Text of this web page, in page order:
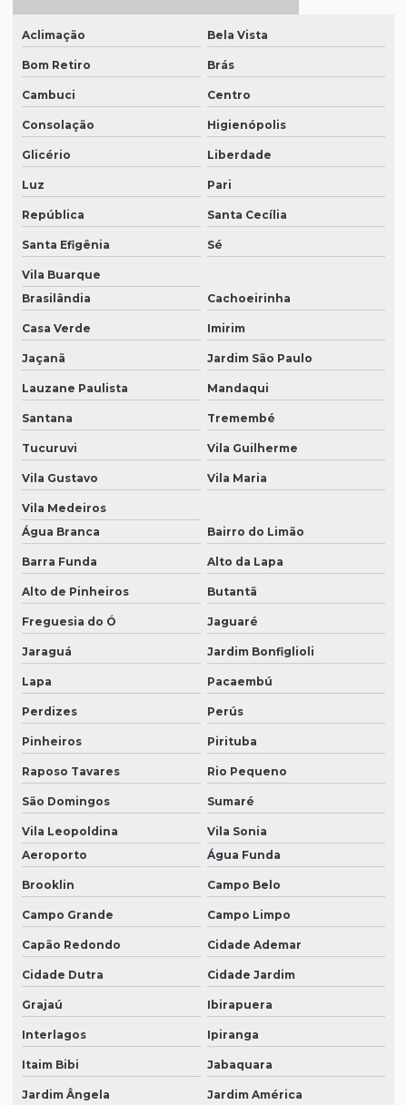
Equipamentos de epi
Equipamentos epi sp
Equipamentos de proteção epi
Equipamentos de proteção visual
Equipamentos de segurança epi
Fornecedor de epi sp
Fornecedores de epi
Kit de epi
Loja de calçados epi
Loja de epi em sp
Loja de equipamentos epi
Luvas para limpeza em geral
Luvas de proteção individual
Máscara descartável proteção produtos químicos
Máscara de proteção descartável
óculos de proteção epi preço
Onde comprar bota epi
Onde comprar epi
Onde comprar epi para eletricista
Onde comprar luvas de proteção
Onde comprar óculos de proteção
Roupas de proteção epi
Vestimenta de proteção epi
Aclimação Bela Vista
Bom Retiro Brás
Cambuci Centro
Consolação Higienópolis
Glicério Liberdade
Luz Pari
República Santa Cecília
Santa Efigênia Sé
Vila Buarque
Brasilândia
Cachoeirinha
Casa Verde Imirim
Jaçanã Jardim São Paulo
Lauzane Paulista Mandaqui
Santana Tremembé
Tucuruvi Vila Guilherme
Vila Gustavo Vila Maria
Vila Medeiros
Água Branca
Bairro do Limão
Barra Funda Alto da Lapa
Alto de Pinheiros Butantã
Freguesia do Ó Jaguaré
Jaraguá Jardim Bonfiglioli
Lapa Pacaembú
Perdizes Perús
Pinheiros Pirituba
Raposo Tavares Rio Pequeno
São Domingos Sumaré
Vila Leopoldina
Vila Sonia
Aeroporto
Água Funda
Brooklin Campo Belo
Campo Grande Campo Limpo
Capão Redondo Cidade Ademar
Cidade Dutra Cidade Jardim
Grajaú Ibirapuera
Interlagos Ipiranga
Itaim Bibi Jabaquara
Jardim Ângela Jardim América